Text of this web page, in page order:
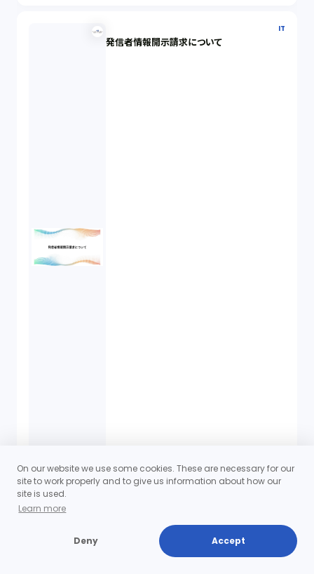
IT
発信者情報開示請求について
ダウンロード
On our website we use some cookies. These are necessary for our
site to work properly and to give us information about how our
site is used.
Learn more
Deny Accept